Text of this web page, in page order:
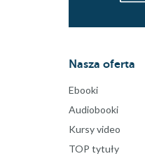
Nasza oferta
Ebooki
Audiobooki
Kursy video
TOP tytuły